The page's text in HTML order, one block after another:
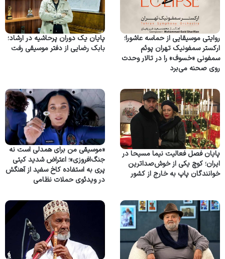
روایتی موسیقایی از حماسه عاشورا؛
ارکستر سمفونیک تهران پوئم
سمفونی «خسوف» را در تالار وحدت
روی صحنه می‌برد
پایان یک دوران پرحاشیه در ارشاد؛
بابک رضایی از دفتر موسیقی رفت
پایان فصل فعالیت نیما مسیحا در
ایران؛ کوچ یکی از خوش‌صداترین
خوانندگان پاپ به خارج از کشور
«موسیقی من برای همدلی است نه
جنگ‌افروزی»؛ اعتراض شدید کیتی
پری به استفاده کاخ سفید از آهنگش
در ویدئوی حملات نظامی